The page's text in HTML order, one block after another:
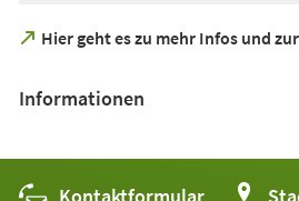
Hier geht es zu mehr Infos und
(Öffnet
neuen
Informationen